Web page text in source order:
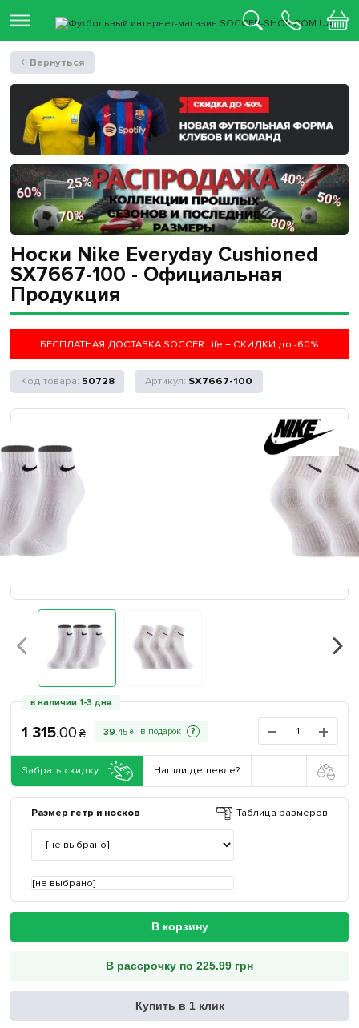
Носки Nike Everyday Cushioned
SX7667-100 - Официальная
Продукция
БЕСПЛАТНАЯ ДОСТАВКА SOCCER Life + СКИДКИ до -60%
50728 SX7667-100
в наличии 1-3 дня
1 315.00 ₴ 39.45 ₴ ?
Забрать скидку Нашли дешевле?
Размер гетр и носков Таблица размеров
[не выбрано]
В корзину
В рассрочку по 225.99 грн
Купить в 1 клик
Вернуться